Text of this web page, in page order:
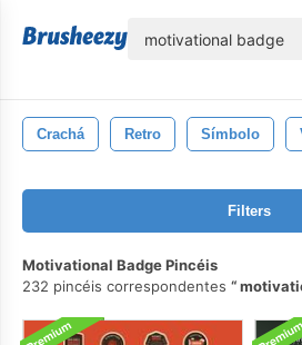
Crachá Retro Símbolo
Filters
Motivational Badge Pincéis
232 pincéis correspondentes